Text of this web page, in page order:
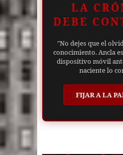
LA
DEBE
"No dejes que el
conocimiento. Ancla
dispositivo móvil
naciente lo
FIJAR A LA